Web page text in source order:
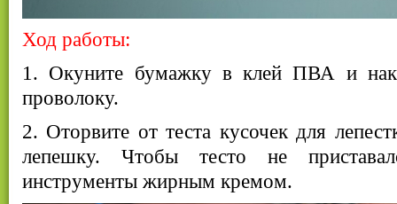
Ход работы:
1. Окуните бумажку в клей ПВА и
проволоку.
2. Оторвите от теста кусочек для
лепешку. Чтобы тесто не
инструменты жирным кремом.